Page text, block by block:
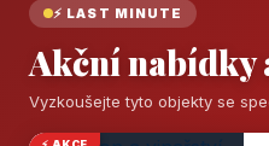
⚡ LAST MINUTE
Akční nabídky
Vyzkoušejte tyto objekty se